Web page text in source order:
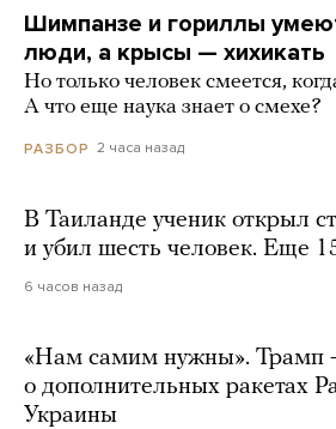
Шимпанзе и гориллы
люди, а крысы — хихикать
Но только человек смеется,
А что еще наука знает о смехе?
РАЗБОР 2 часа назад
В Таиланде ученик открыл
и убил шесть человек. Еще
6 часов назад
«Нам самим нужны». Трамп
о дополнительных ракетах
Украины